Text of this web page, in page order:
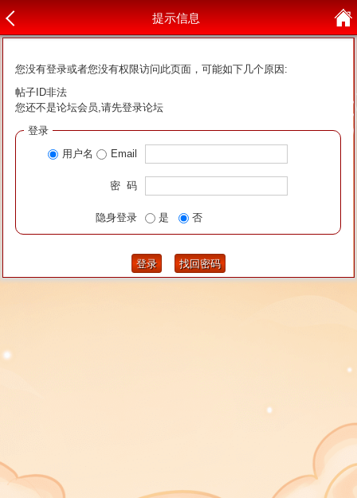
提示信息
您没有登录或者您没有权限访问此页面，可能如下几个原因:
帖子ID非法
您还不是论坛会员,请先登录论坛
登录
用户名
Email
密 码
隐身登录 是 否